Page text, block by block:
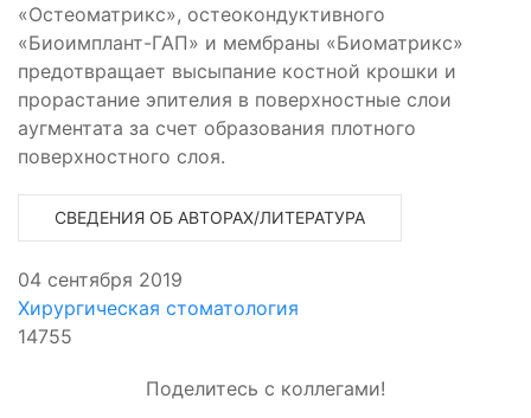
«Остеоматрикс», остеокондуктивного
«Биоимплант-ГАП» и мембраны «Биоматрикс»
предотвращает высыпание костной крошки и
прорастание эпителия в поверхностные слои
аугментата за счет образования плотного
поверхностного слоя.
СВЕДЕНИЯ ОБ АВТОРАХ/ЛИТЕРАТУРА
04 сентября 2019
Хирургическая стоматология
14755
Поделитесь с коллегами!